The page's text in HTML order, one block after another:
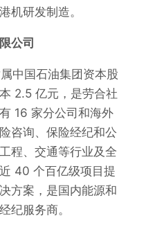
机研发制造。
公司
中国石油集团资本股
2.5 亿元，是劳合社
16 家分公司和海外
咨询、保险经纪和公
程、交通等行业及全
40 个百亿级项目提
方案，是国内能源和
纪服务商。